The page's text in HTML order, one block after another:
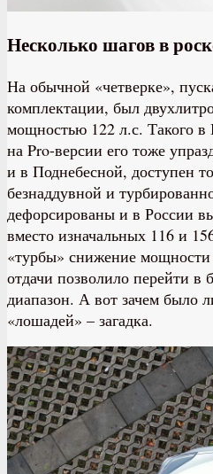
Несколько шагов в
На обычной «четверке»,
комплектации, был
мощностью 122 л.с. Такого в
на Pro-версии его тоже
и в Поднебесной, доступен
безнаддувной и
дефорсированы и в России
вместо изначальных 116 и
«турбы» снижение
отдачи позволило перейти в
диапазон. А вот зачем было
«лошадей» – загадка.